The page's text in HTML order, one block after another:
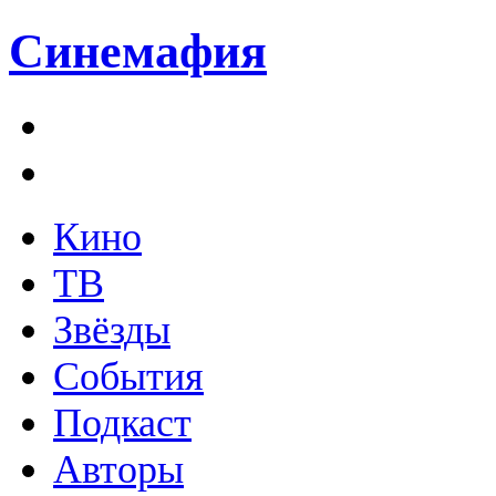
Синемафия
Кино
ТВ
Звёзды
События
Подкаст
Авторы